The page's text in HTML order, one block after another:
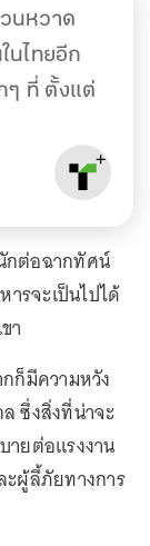
นหวาด
นไทยอีก
ๆ ที่ ตั้งแต่
กต่อฉากทัศน์
รจะเป็นไปได้
า
ก็มีความหวัง
ซึ่งสิ่งที่น่าจะ
ายต่อแรงงาน
ผู้ลี้ภัยทางการ